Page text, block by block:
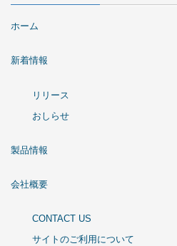
ホーム
新着情報
リリース
おしらせ
製品情報
会社概要
CONTACT US
サイトのご利用について